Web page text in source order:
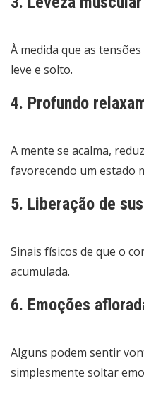
À medida que as
leve e solto.
4. Profundo
A mente se acalma,
favorecendo um estado
5. Liberação de
Sinais físicos de que o
acumulada.
6. Emoções
Alguns podem sentir
simplesmente soltar